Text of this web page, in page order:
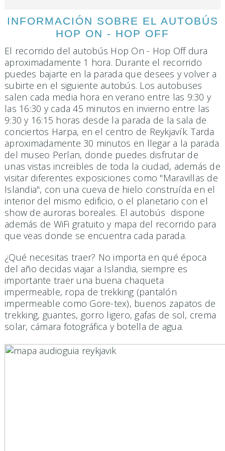
INFORMACIÓN SOBRE EL AUTOBÚS
HOP ON - HOP OFF
El recorrido del autobús Hop On - Hop Off dura
aproximadamente 1 hora. Durante el recorrido
puedes bajarte en la parada que desees y volver a
subirte en el siguiente autobús. Los autobuses
salen cada media hora en verano entre las 9:30 y
las 16:30 y cada 45 minutos en invierno entre las
9:30 y 16:15 horas desde la parada de la sala de
conciertos Harpa, en el centro de Reykjavík. Tarda
aproximadamente 30 minutos en llegar a la parada
del museo Perlan, donde puedes disfrutar de
unas vistas increibles de toda la ciudad, además de
visitar diferentes exposiciones como "Maravillas de
Islandia", con una cueva de hielo construída en el
interior del mismo edificio, o el planetario con el
show de auroras boreales. El autobús dispone
además de WiFi gratuito y mapa del recorrido para
que veas donde se encuentra cada parada.
¿Qué necesitas traer? No importa en qué época
del año decidas viajar a Islandia, siempre es
importante traer una buena chaqueta
impermeable, ropa de trekking (pantalón
impermeable como Gore-tex), buenos zapatos de
trekking, guantes, gorro ligero, gafas de sol, crema
solar, cámara fotográfica y botella de agua.